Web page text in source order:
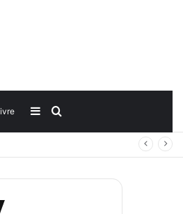
Rechercher
Sidebar
(barre